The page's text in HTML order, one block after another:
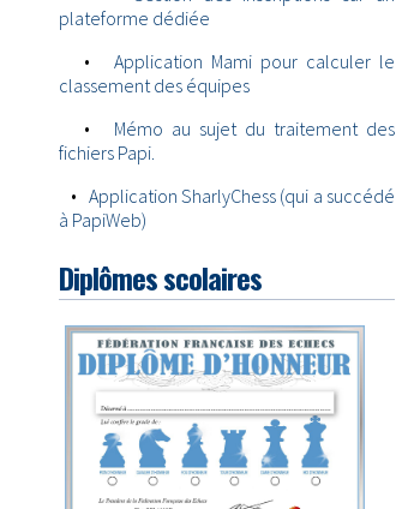
plateforme dédiée
•Application Mami pour calculer le
classement des équipes
• Mémo au sujet du traitement des
fichiers Papi.
• Application SharlyChess (qui a succédé
à PapiWeb)
Diplômes scolaires